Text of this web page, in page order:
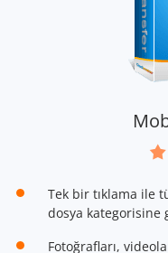
Tek bir tıklama ile
dosya kategorisine
Fotoğrafları,